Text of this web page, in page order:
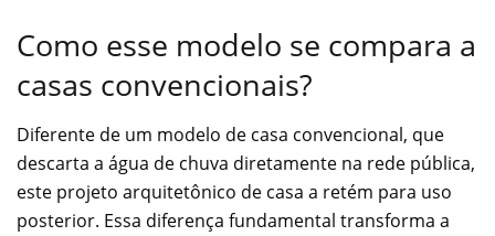
Como esse modelo se compara a
casas convencionais?
Diferente de um modelo de casa convencional, que
descarta a água de chuva diretamente na rede pública,
este projeto arquitetônico de casa a retém para uso
posterior. Essa diferença fundamental transforma a